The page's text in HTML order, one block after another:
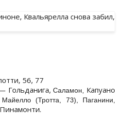
56, 77
Гольданига,Саламон, Капуано
(Тротта, 73), Паганини,